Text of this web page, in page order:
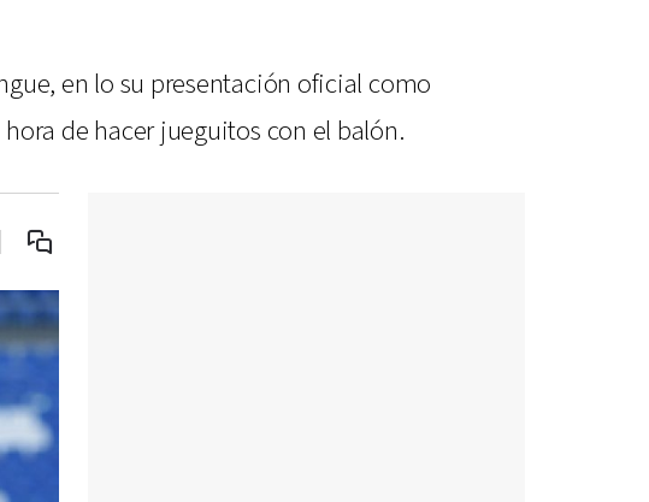
en lo su presentación oficial como
de hacer jueguitos con el balón.